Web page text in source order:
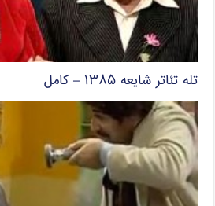
تله تئاتر شایعه ۱۳۸۵ – کامل